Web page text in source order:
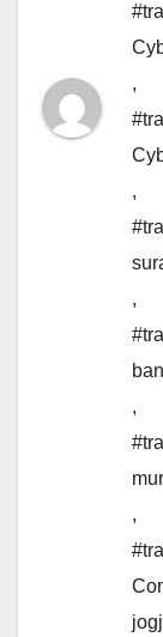
,
,
,
,
,